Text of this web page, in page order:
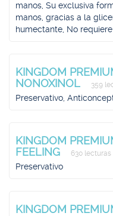
manos, Su exclusiva
manos, gracias a la
humectante, No
KINGDOM
NONOXINOL
359
Preservativo,
KINGDOM
FEELING
630 lecturas
Preservativo
KINGDOM